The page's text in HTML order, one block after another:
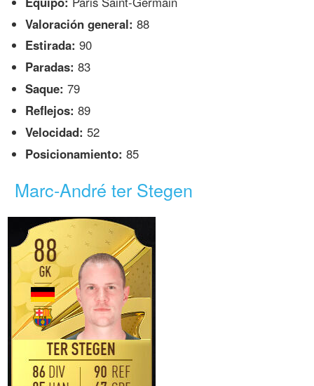
Valoración general: 88
Estirada: 90
Paradas: 83
Saque: 79
Reflejos: 89
Velocidad: 52
Posicionamiento: 85
Marc-André ter Stegen